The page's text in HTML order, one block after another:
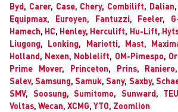
Byd, Carer, Case, Chery, Combilift, Dalian,
Equipmax, Euroyen, Fantuzzi, Feeler,
Hamech, HC, Henley, Herculift, Hu-Lift,
Liugong, Lonking, Mariotti, Mast,
Holland, Nexen, Noblelift, OM-Pimespo,
Prime Mover, Princeton, Prins, Raniero,
Salev,Samsung,Samuk,Sany, Saxby,
SMV, Soosung, Sumitomo, Sunward, TEU
Voltas, Wecan, XCMG, YTO, Zoomlion